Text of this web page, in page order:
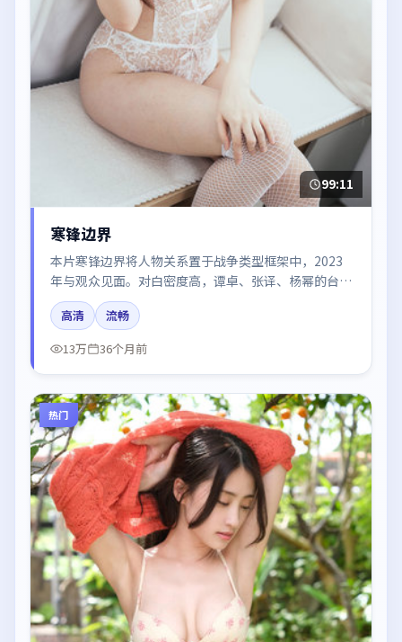
99:11
寒锋边界
本片寒锋边界将人物关系置于战争类型框架中，2023
年与观众见面。对白密度高，谭卓、张译、杨幂的台词
节奏值得关注；整体气质偏法国都市与冷色调摄影。
高清
流畅
13万
36个月前
热门